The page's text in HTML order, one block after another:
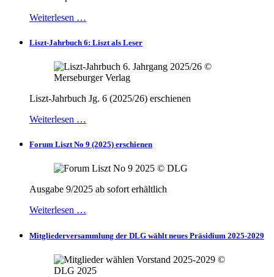
Weiterlesen …
Liszt-Jahrbuch 6: Liszt als Leser
Liszt-Jahrbuch Jg. 6 (2025/26) erschienen
Weiterlesen …
Forum Liszt No 9 (2025) erschienen
Ausgabe 9/2025 ab sofort erhältlich
Weiterlesen …
Mitgliederversammlung der DLG wählt neues Präsidium 2025-2029